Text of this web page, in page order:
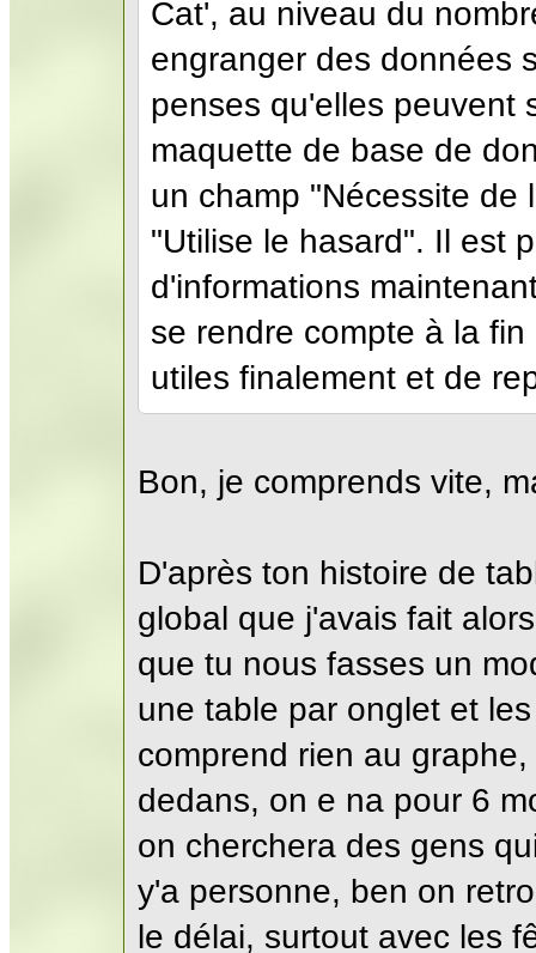
Cat', au niveau du
engranger des données
penses qu'elles peuvent
maquette de base de
un champ "Nécessite de
"Utilise le hasard". Il est
d'informations
se rendre compte à la
utiles finalement et de
Bon, je comprends vite,
D'après ton histoire de
global que j'avais fait
que tu nous fasses un
une table par onglet et
comprend rien au
dedans, on e na pour 6
on cherchera des gens
y'a personne, ben on
le délai, surtout avec les